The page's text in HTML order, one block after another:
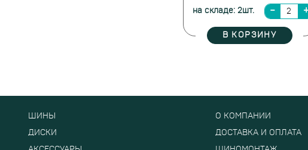
на складе: 2шт.
В КОРЗИНУ
ШИНЫ
ДИСКИ
О КОМПАНИИ
ДОСТАВКА И ОПЛАТА